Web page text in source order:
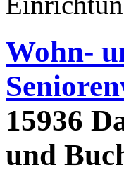
Wohn-
15936
und